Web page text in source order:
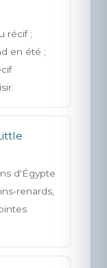
récif ;
en été ;
d'Égypte
renards,